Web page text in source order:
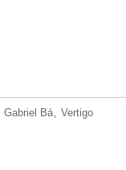
Gabriel Bá, Vertigo